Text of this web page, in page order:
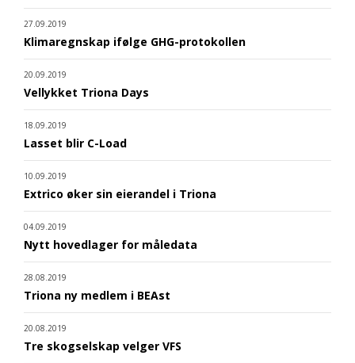
27.09.2019
Klimaregnskap ifølge GHG-protokollen
20.09.2019
Vellykket Triona Days
18.09.2019
Lasset blir C-Load
10.09.2019
Extrico øker sin eierandel i Triona
04.09.2019
Nytt hovedlager for måledata
28.08.2019
Triona ny medlem i BEAst
20.08.2019
Tre skogselskap velger VFS